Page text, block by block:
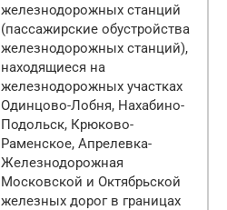
железнодорожных станций
(пассажирские обустройства
железнодорожных станций),
находящиеся на
железнодорожных участках
Одинцово-Лобня, Нахабино-
Подольск, Крюково-
Раменское, Апрелевка-
Железнодорожная
Московской и Октябрьской
железных дорог в границах